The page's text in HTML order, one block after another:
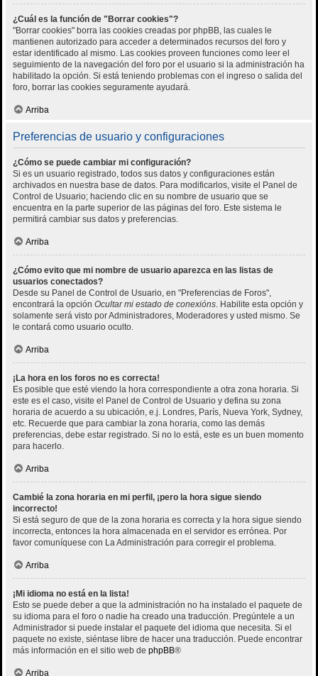
¿Cuál es la función de "Borrar cookies"?
"Borrar cookies" borra las cookies creadas por phpBB, las cuales le
mantienen autorizado para acceder a determinados recursos del foro y
estar identificado al mismo. Las cookies proveen funciones como leer el
seguimiento de la navegación del foro por el usuario si la administración ha
habilitado la opción. Si está teniendo problemas con el ingreso o salida del
foro, borrar las cookies seguramente ayudará.
Arriba
Preferencias de usuario y configuraciones
¿Cómo se puede cambiar mi configuración?
Si es un usuario registrado, todos sus datos y configuraciones están
archivados en nuestra base de datos. Para modificarlos, visite el Panel de
Control de Usuario; haciendo clic en su nombre de usuario que se
encuentra en la parte superior de las páginas del foro. Este sistema le
permitirá cambiar sus datos y preferencias.
Arriba
¿Cómo evito que mi nombre de usuario aparezca en las listas de
usuarios conectados?
Desde su Panel de Control de Usuario, en "Preferencias de Foros",
encontrará la opción Ocultar mi estado de conexións. Habilite esta opción y
solamente será visto por Administradores, Moderadores y usted mismo. Se
le contará como usuario oculto.
Arriba
¡La hora en los foros no es correcta!
Es posible que esté viendo la hora correspondiente a otra zona horaria. Si
este es el caso, visite el Panel de Control de Usuario y defina su zona
horaria de acuerdo a su ubicación, e.j. Londres, París, Nueva York, Sydney,
etc. Recuerde que para cambiar la zona horaria, como las demás
preferencias, debe estar registrado. Si no lo está, este es un buen momento
para hacerlo.
Arriba
Cambié la zona horaria en mi perfil, ¡pero la hora sigue siendo
incorrecto!
Si está seguro de que de la zona horaria es correcta y la hora sigue siendo
incorrecta, entonces la hora almacenada en el servidor es errónea. Por
favor comuníquese con La Administración para corregir el problema.
Arriba
¡Mi idioma no está en la lista!
Esto se puede deber a que la administración no ha instalado el paquete de
su idioma para el foro o nadie ha creado una traducción. Pregúntele a un
Administrador si puede instalar el paquete del idioma que necesita. Si el
paquete no existe, siéntase libre de hacer una traducción. Puede encontrar
más información en el sitio web de phpBB®
Arriba